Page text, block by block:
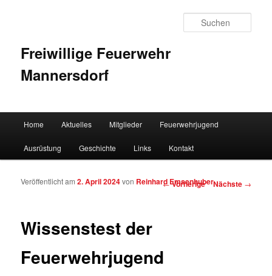
Freiwillige Feuerwehr
Mannersdorf
Zum Inhalt wechseln
Zum sekundären Inhalt wechseln
Home Aktuelles Mitglieder Feuerwehrjugend
Ausrüstung Geschichte Links Kontakt
Artikelnavigation
←Vorherige Nächste →
Wissenstest der
Feuerwehrjugend
Veröffentlicht am2. April 2024von Reinhard Emsenhuber